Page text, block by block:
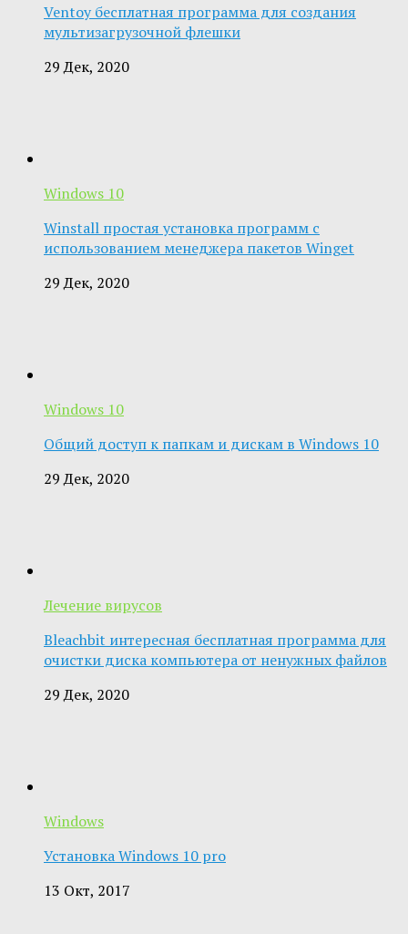
Ventoy бесплатная программа для создания
мультизагрузочной флешки
29 Дек, 2020
Windows 10
Winstall простая установка программ с
использованием менеджера пакетов Winget
29 Дек, 2020
Windows 10
Общий доступ к папкам и дискам в Windows 10
29 Дек, 2020
Лечение вирусов
Bleachbit интересная бесплатная программа для
очистки диска компьютера от ненужных файлов
29 Дек, 2020
Windows
Установка Windows 10 pro
13 Окт, 2017